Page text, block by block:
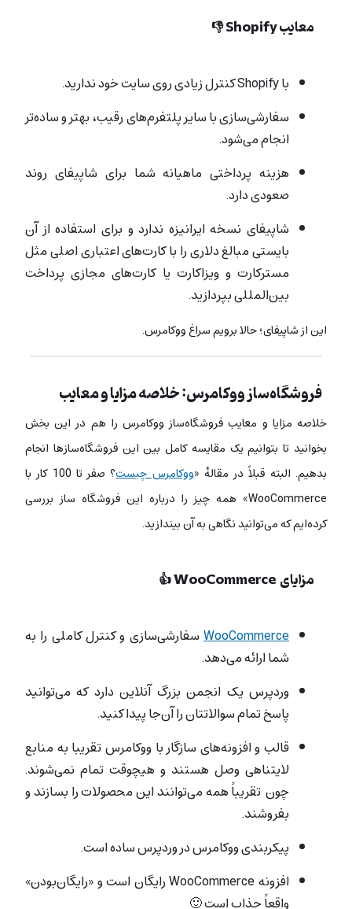
معایب Shopify 👎
با Shopify کنترل زیادی روی سایت خود ندارید.
سفارشی‌سازی‌ با سایر پلتفرم‌های رقیب، بهتر و ساده‌تر
انجام می‌شود.
هزینه‌ پرداختی ماهیانه شما برای شاپیفای روند
صعودی دارد.
شاپیفای نسخه‌ ایرانیزه ندارد و برای استفاده از آن
بایستی مبالغ دلاری را با کارت‌های اعتباری اصلی مثل
مسترکارت و ویزاکارت یا کارت‌های مجازی پرداخت
بین‌المللی بپردازید.
این از شاپیفای؛ حالا برویم سراغ ووکامرس.
فروشگاه‌ساز ووکامرس: خلاصه مزایا و معایب
خلاصه مزایا و معایب فروشگاه‌ساز ووکامرس را هم در این بخش
بخوانید تا بتوانیم یک مقایسه کامل بین این فروشگاه‌سازها انجام
بدهیم. البته قبلاً در مقالهٔ «ووکامرس چیست
؟ صفر تا 100 کار با
WooCommerce» همه چیز را درباره این فروشگاه ساز بررسی
کرده‌ایم که می‌توانید نگاهی به آن بیندازید.
مزایای WooCommerce 👍
WooCommerce سفارشی‌سازی و کنترل کاملی را به
شما ارائه می‌دهد.
وردپرس یک انجمن بزرگ آنلاین دارد که می‌توانید
پاسخ تمام سوالاتتان را آن‌جا پیدا کنید.
قالب و افزونه‌های سازگار با ووکامرس تقریبا به منابع
لایتناهی وصل هستند و هیچوقت تمام نمی‌شوند.
چون تقریباً همه می‌توانند این محصولات را بسازند و
بفروشند.
پیکربندی ووکامرس در وردپرس ساده است.
افزونه WooCommerce رایگان است و «رایگان‌بودن»
واقعاً جذاب است 🙂